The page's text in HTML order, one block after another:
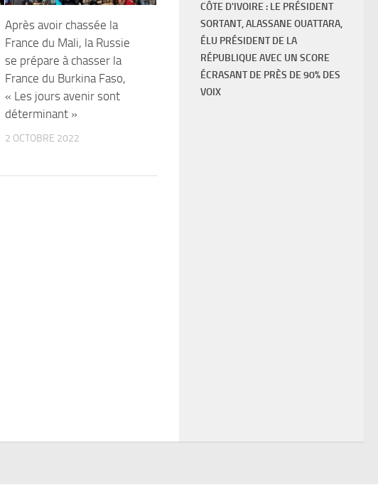
Après avoir chassée la
France du Mali, la Russie
se prépare à chasser la
France du Burkina Faso,
« Les jours avenir sont
déterminant »
2 OCTOBRE 2022
CÔTE D'IVOIRE : LE PRÉSIDENT
SORTANT, ALASSANE OUATTARA,
ÉLU PRÉSIDENT DE LA
RÉPUBLIQUE AVEC UN SCORE
ÉCRASANT DE PRÈS DE 90% DES
VOIX